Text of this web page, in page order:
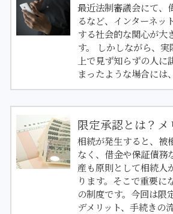
最近法制審議会にて、
るなど、インターネッ
する社会的な関心が大
す。 しかしながら、実
上で見ず知らずの人に
まったような場合に
限定承認とは？メ
相続が発生すると、被
なく、借金や保証債務
産も原則として相続人
ります。そこで重要に
の制度です。今回は限
デメリット、手続き